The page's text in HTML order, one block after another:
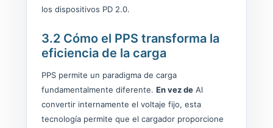
los dispositivos PD 2.0.
3.2 Cómo el PPS transforma la
eficiencia de la carga
PPS permite un paradigma de carga
fundamentalmente diferente. En vez de Al
convertir internamente el voltaje fijo, esta
tecnología permite que el cargador proporcione